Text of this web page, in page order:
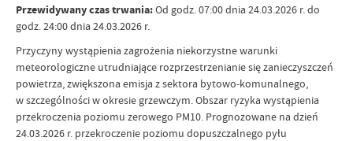
Przewidywany czas trwania:Od godz. 07:00 dnia 24.03.2026 r. do
godz. 24:00 dnia 24.03.2026 r.
Przyczyny wystąpienia zagrożenia niekorzystne warunki
meteorologiczne utrudniające rozprzestrzenianie się zanieczyszczeń
powietrza, zwiększona emisja z sektora bytowo‑komunalnego,
w szczególności w okresie grzewczym. Obszar ryzyka wystąpienia
przekroczenia poziomu zerowego PM10. Prognozowane na dzień
24.03.2026 r. przekroczenie poziomu dopuszczalnego pyłu